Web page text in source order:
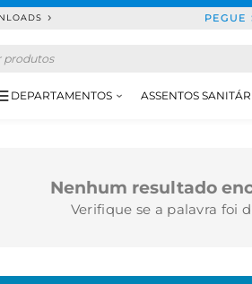
PEGUE
DEPARTAMENTOS ASSENTOS
Nenhum resultado
Verifique se a palavra foi